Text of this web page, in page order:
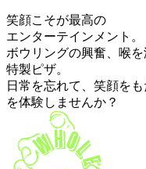
笑顔こそが最高の
エンターテインメント。
ボウリングの興奮、喉
特製ピザ。
日常を忘れて、笑顔を
を体験しませんか？